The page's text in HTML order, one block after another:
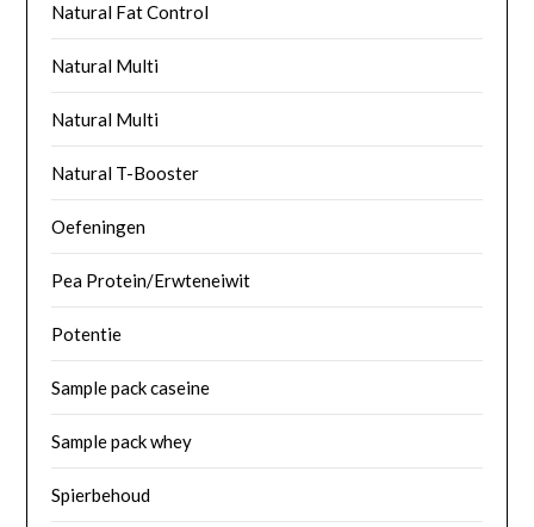
Natural Fat Control
Natural Multi
Natural Multi
Natural T-Booster
Oefeningen
Pea Protein/Erwteneiwit
Potentie
Sample pack caseine
Sample pack whey
Spierbehoud